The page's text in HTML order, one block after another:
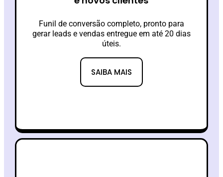
Funil de conversão completo, pronto para
gerar leads e vendas entregue em até 20 dias
úteis.
SAIBA MAIS